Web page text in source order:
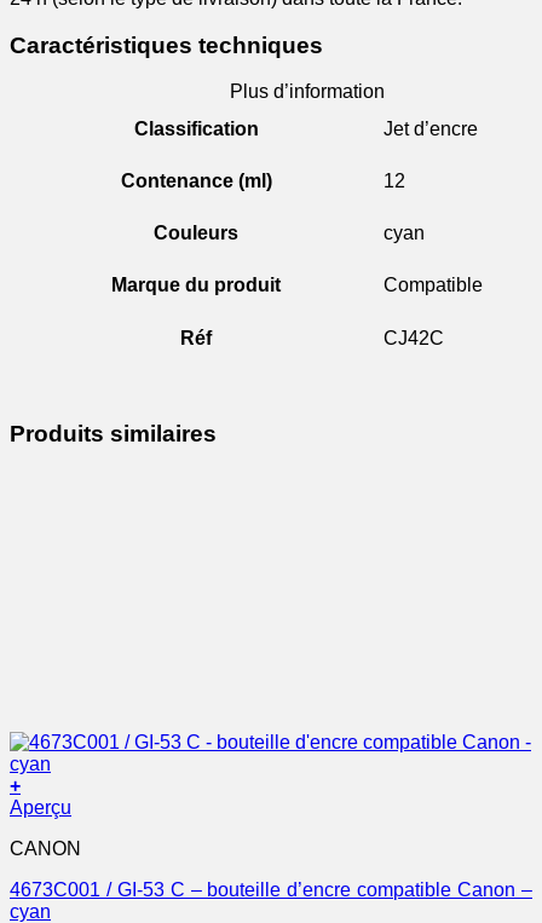
Caractéristiques techniques
Plus d’information
Classification
Jet d’encre
Contenance (ml) 12
Couleurs cyan
Marque du produit Compatible
Réf CJ42C
Produits similaires
+
Aperçu
CANON
4673C001 / GI-53 C – bouteille d’encre compatible Canon –
cyan